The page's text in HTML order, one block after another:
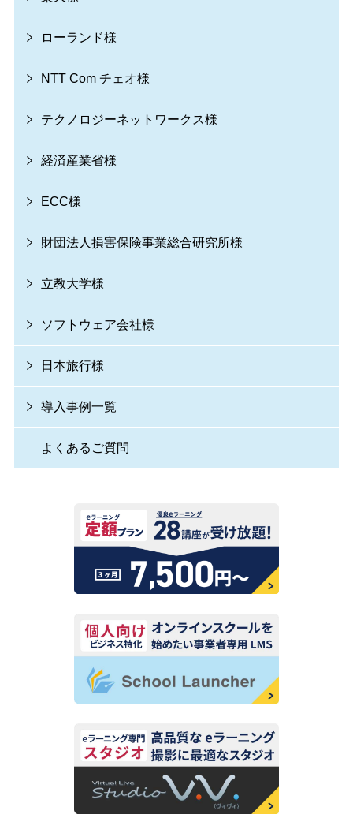
ローランド様
NTT Com チェオ様
テクノロジーネットワークス様
経済産業省様
ECC様
財団法人損害保険事業総合研究所様
立教大学様
ソフトウェア会社様
日本旅行様
導入事例一覧
よくあるご質問